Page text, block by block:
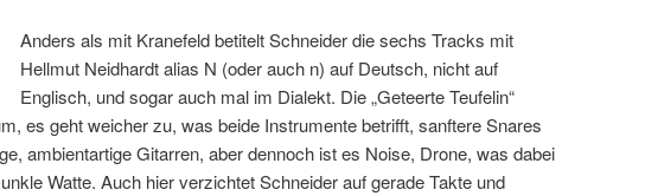
Anders als mit Kranefeld betitelt Schneider die sechs Tracks mit
Hellmut Neidhardt alias N (oder auch n) auf Deutsch, nicht auf
Englisch, und sogar auch mal im Dialekt. Die „Geteerte Teufelin“
es geht weicher zu, was beide Instrumente betrifft, sanftere Snares
ambientartige Gitarren, aber dennoch ist es Noise, Drone, was dabei
Watte. Auch hier verzichtet Schneider auf gerade Takte und